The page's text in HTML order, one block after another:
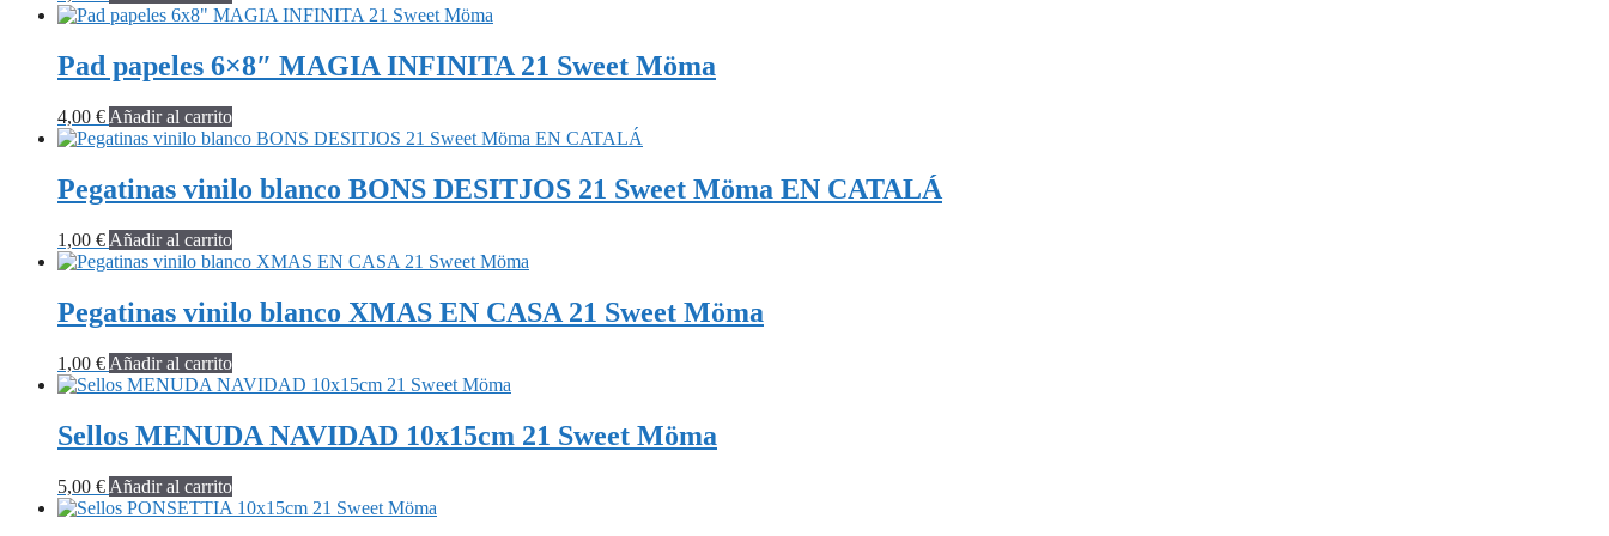
Pad papeles 6×8″ MAGIA INFINITA 21 Sweet Möma
4,00 € Añadir al carrito
Pegatinas vinilo blanco BONS DESITJOS 21 Sweet Möma EN CATALÁ
1,00 € Añadir al carrito
Pegatinas vinilo blanco XMAS EN CASA 21 Sweet Möma
1,00 € Añadir al carrito
Sellos MENUDA NAVIDAD 10x15cm 21 Sweet Möma
5,00 € Añadir al carrito